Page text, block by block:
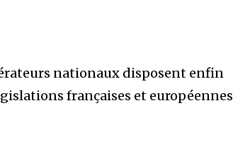
nationaux disposent enfin
françaises et européennes